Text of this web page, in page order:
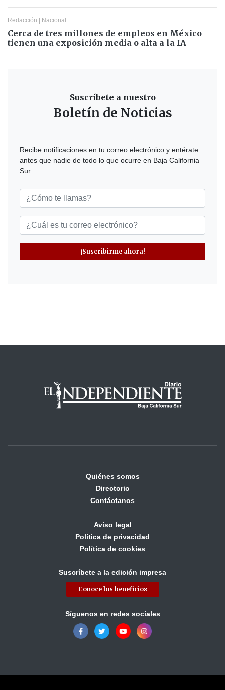
Redacción Nacional
Cerca de tres millones de empleos en México
tienen una exposición media o alta a la IA
Suscríbete a nuestro
Boletín de Noticias
Recibe notificaciones en tu correo electrónico y entérate
antes que nadie de todo lo que ocurre en Baja California
Sur.
¡Suscribirme ahora!
Quiénes somos
Directorio
Contáctanos
Aviso legal
Política de privacidad
Política de cookies
Suscríbete a la edición impresa
Conoce los beneficios
Síguenos en redes sociales